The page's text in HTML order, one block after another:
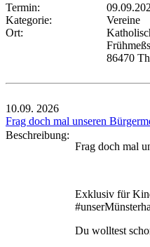
Termin:
Kategorie:
Vereine
Ort:
86470
10.09. 2026
Frag doch mal unseren
Beschreibung:
Frag doch mal
Exklusiv für
Du wolltest